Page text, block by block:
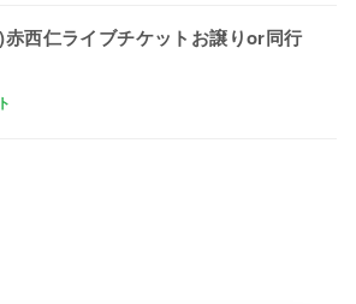
赤西仁ライブチケットお譲りor同行